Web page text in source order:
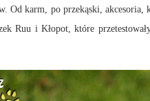
Od karm, po przekąski,
Ruu i Kłopot, które